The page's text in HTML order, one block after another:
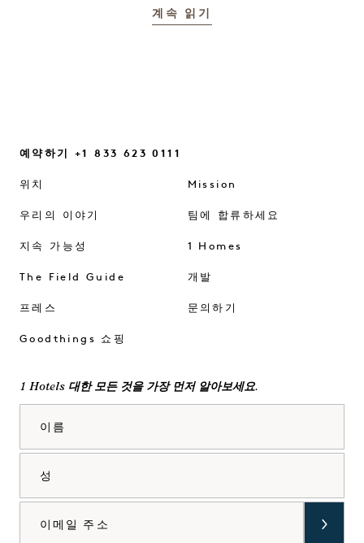
계속 읽기
예약하기 +1 833 623 0111
위치
우리의 이야기
지속 가능성
The Field Guide
프레스
Goodthings 쇼핑
Mission
팀에 합류하세요
1 Homes
개발
문의하기
1 Hotels 대한 모든 것을 가장 먼저 알아보세요.